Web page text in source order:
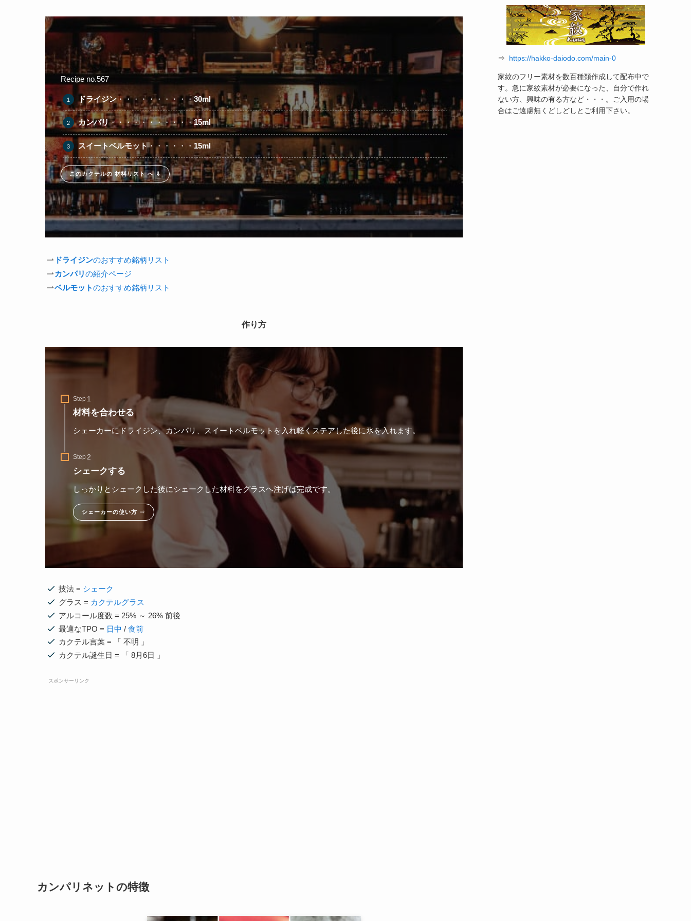
Recipe no.567
ドライジン・・・・・・・・・・30ml
カンパリ・・・・・・・・・・・15ml
スイートベルモット・・・・・・ 15ml
このカクテルの 材料リスト へ ⇓
ドライジンのおすすめ銘柄リスト
カンパリの紹介ページ
ベルモットのおすすめ銘柄リスト
作り方
Step
材料を合わせる
シェーカーにドライジン、カンパリ、スイートベルモットを入れ軽くステアした後に氷を入れます。
Step
シェークする
しっかりとシェークした後にシェークした材料をグラスヘ注げば完成です。
シェーカーの使い方 ⇒
技法 = シェーク
グラス = カクテルグラス
アルコール度数 = 25% ～ 26% 前後
最適なTPO = 日中 /食前
カクテル言葉 = 「 不明 」
カクテル誕生日 = 「 8月6日 」
スポンサーリンク
カンパリネットの特徴
⇒ https://hakko-daiodo.com/main-0
家紋のフリー素材を数百種類作成して配布中で
す。急に家紋素材が必要になった、自分で作れ
ない方、興味の有る方など・・・。ご入用の場
合はご遠慮無くどしどしとご利用下さい。